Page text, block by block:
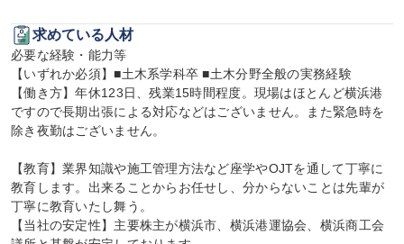
求めている人材
必要な経験・能力等
【いずれか必須】■土木系学科卒 ■土木分野全般の実務経験
【働き方】年休123日、残業15時間程度。現場はほとんど横浜港
ですので長期出張による対応などはございません。また緊急時を
除き夜勤はございません。
【教育】業界知識や施工管理方法など座学やOJTを通して丁寧に
教育します。出来ることからお任せし、分からないことは先輩が
丁寧に教育いたし舞う。
【当社の安定性】主要株主が横浜市、横浜港運協会、横浜商工会